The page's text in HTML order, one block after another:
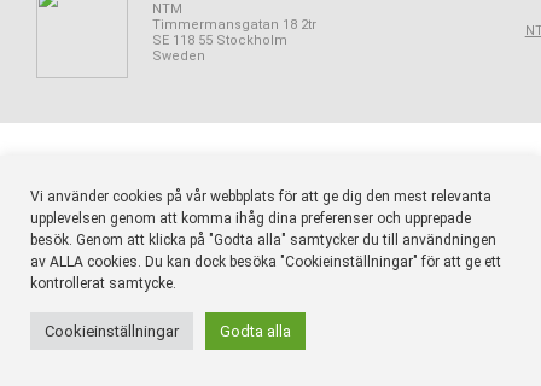
NTM
Timmermansgatan 18 2tr
SE 118 55 Stockholm
Sweden
Vi använder cookies på vår webbplats för att ge dig den mest relevanta
upplevelsen genom att komma ihåg dina preferenser och upprepade
besök. Genom att klicka på "Godta alla" samtycker du till användningen
av ALLA cookies. Du kan dock besöka "Cookieinställningar" för att ge ett
kontrollerat samtycke.
Cookieinställningar Godta alla